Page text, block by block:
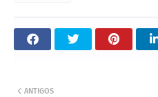
ANTIGOS